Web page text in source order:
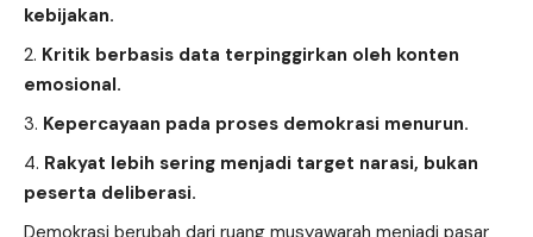
kebijakan.
Kritik berbasis data terpinggirkan oleh konten
emosional.
Kepercayaan pada proses demokrasi menurun.
Rakyat lebih sering menjadi target narasi, bukan
peserta deliberasi.